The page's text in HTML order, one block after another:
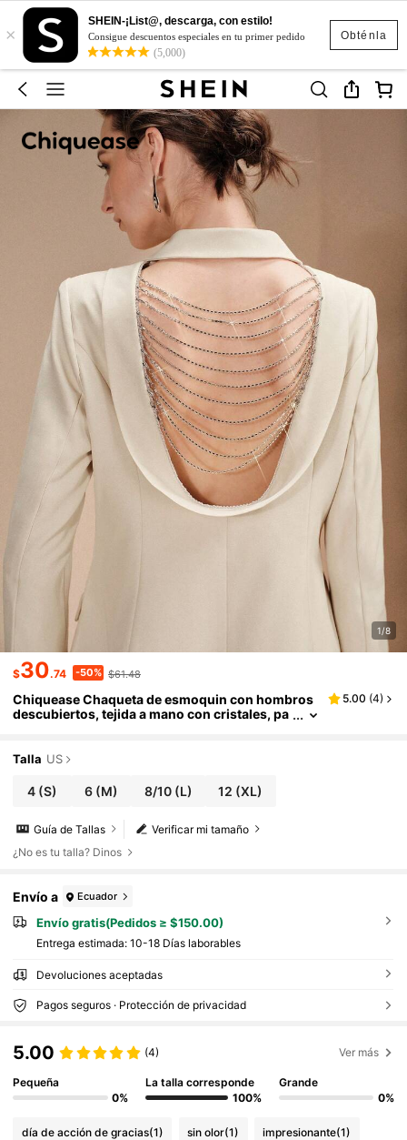
Obténla
×
SHEIN-¡List@, descarga, con estilo!
Consigue descuentos especiales en tu primer pedido
(5,000)
1/8
$30.74 -50% $61.48
Chiquease Chaqueta de esmoquin con hombros
descubiertos, tejida a mano con cristales, pa
5.00 (4)
Talla US
4 (S) 6 (M) 8/10(L) 12 (XL)
Verificar mi tamaño
Guía de Tallas
¿No es tu talla? Dinos
Envío a Ecuador
Envío gratis(Pedidos ≥ $150.00)
Entrega estimada: 10-18 Días laborables
Devoluciones aceptadas
Pagos seguros · Protección de privacidad
5.00 (4) Ver más
Pequeña
0%
La talla corresponde
100%
Grande
0%
día de acción de gracias(1) sin olor(1) impresionante(1)